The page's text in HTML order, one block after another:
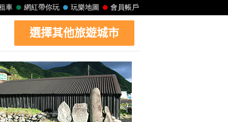
選擇其他旅遊城市